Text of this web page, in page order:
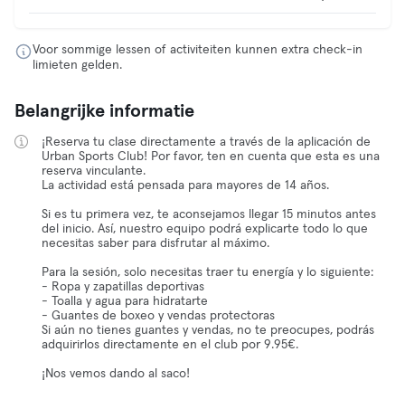
Voor sommige lessen of activiteiten kunnen extra check-in
limieten gelden.
Belangrijke informatie
¡Reserva tu clase directamente a través de la aplicación de
Urban Sports Club! Por favor, ten en cuenta que esta es una
reserva vinculante.
La actividad está pensada para mayores de 14 años.
Si es tu primera vez, te aconsejamos llegar 15 minutos antes
del inicio. Así, nuestro equipo podrá explicarte todo lo que
necesitas saber para disfrutar al máximo.
Para la sesión, solo necesitas traer tu energía y lo siguiente:
- Ropa y zapatillas deportivas
- Toalla y agua para hidratarte
- Guantes de boxeo y vendas protectoras
Si aún no tienes guantes y vendas, no te preocupes, podrás
adquirirlos directamente en el club por 9.95€.
¡Nos vemos dando al saco!